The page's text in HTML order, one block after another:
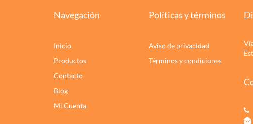
Navegación
Inicio
Productos
Contacto
Blog
Mi Cuenta
Políticas y términos
Aviso de privacidad
Términos y condiciones